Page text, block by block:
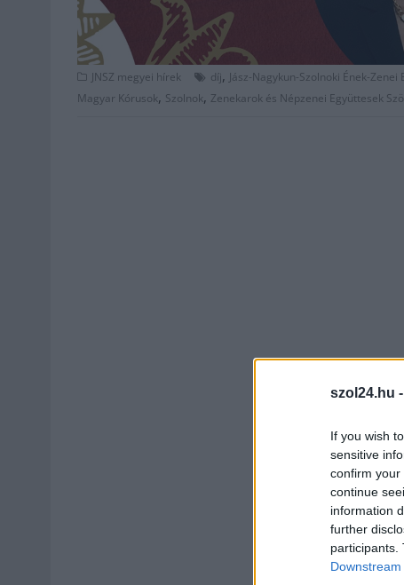
szol24.hu -
If you wish
sensitive
confirm your
continue
information
further
participants.
JNSZ megyei hírek díj, Jász-Nagykun-Szolnoki Ének-
Magyar Kórusok, Szolnok, Zenekarok és Népzenei Együttesek